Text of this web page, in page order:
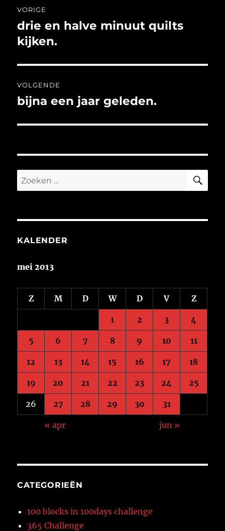
navigatie
VORIGE
Vorig
bericht:
drie en halve minuut quilts
kijken.
VOLGENDE
Volgend
bijna een jaar geleden.
Zoeken
naar:
KALENDER
mei 2013
Z M D W D V Z
1 2 3 4
5 6 7 8 9 10 11
12 13 14 15 16 17 18
19 20 21 22 23 24 25
26 27 28 29 30 31
« apr jun »
CATEGORIEËN
100 blocks in 100days challenge
365 Challenge